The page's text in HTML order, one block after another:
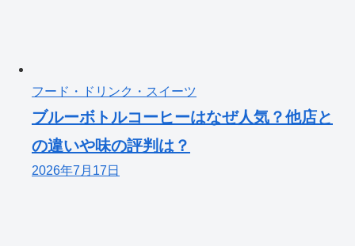
フード・ドリンク・スイーツ
ブルーボトルコーヒーはなぜ人気？他店と
の違いや味の評判は？
2026年7月17日